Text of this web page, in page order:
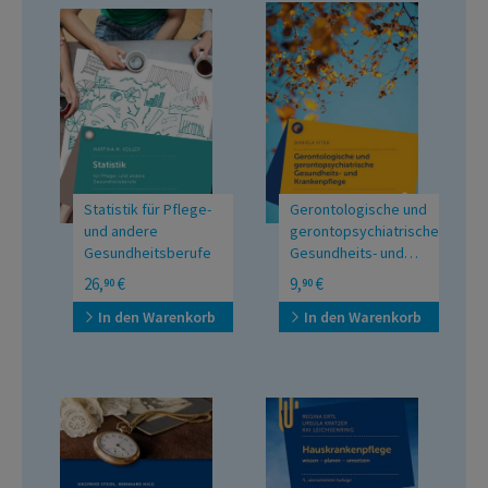
Statistik für Pflege-
und andere
Gesundheitsberufe
manual
26,90 €
In den Warenkorb
Gerontologische und
gerontopsychiatrische
Gesundheits- und
Krankenpflege
Ein Lehrbuch für
Pflegeberufe
9,90 €
In den Warenkorb